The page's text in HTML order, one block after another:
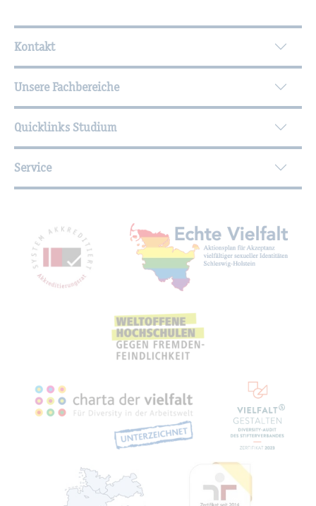
Wei­ter­füh­ren­de In­for­ma­tio­nen
Kontakt
Unsere Fachbereiche
Quicklinks Studium
Service
Mit­glied­schaf­ten,